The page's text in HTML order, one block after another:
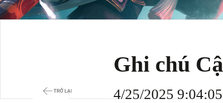
Ghi chú
4/25/2025